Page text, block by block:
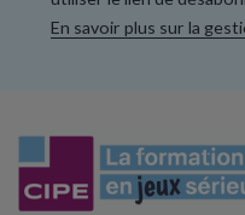
En savoir plus sur la